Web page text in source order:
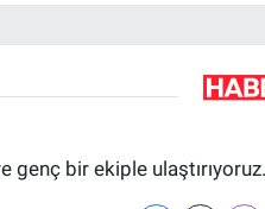
genç bir ekiple